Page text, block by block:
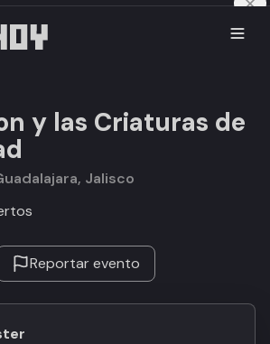
y las Criaturas de
Jalisco
Reportar evento